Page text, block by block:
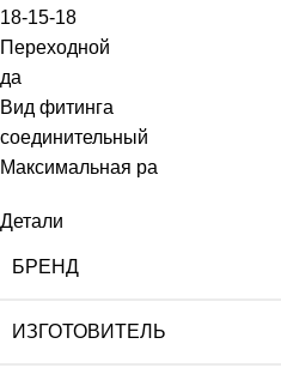
18-15-18
Переходной
да
Вид фитинга
соединительный
Максимальная ра
Детали
БРЕНД
ИЗГОТОВИТЕЛЬ